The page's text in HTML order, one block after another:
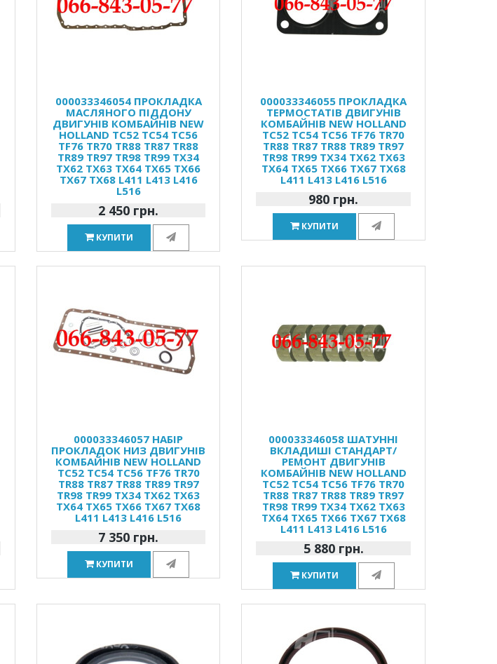
000033346054 ПРОКЛАДКА
МАСЛЯНОГО ПІДДОНУ
ДВИГУНІВ КОМБАЙНІВ NEW
HOLLAND TC52 TC54 TC56
TF76 TR70 TR88 TR87 TR88
TR89 TR97 TR98 TR99 TX34
TX62 TX63 TX64 TX65 TX66
TX67 TX68 L411 L413 L416
L516
2 450 грн.
КУПИТИ
000033346055 ПРОКЛАДКА
ТЕРМОСТАТІВ ДВИГУНІВ
КОМБАЙНІВ NEW HOLLAND
TC52 TC54 TC56 TF76 TR70
TR88 TR87 TR88 TR89 TR97
TR98 TR99 TX34 TX62 TX63
TX64 TX65 TX66 TX67 TX68
L411 L413 L416 L516
980 грн.
КУПИТИ
000033346057 НАБІР
ПРОКЛАДОК НИЗ ДВИГУНІВ
КОМБАЙНІВ NEW HOLLAND
TC52 TC54 TC56 TF76 TR70
TR88 TR87 TR88 TR89 TR97
TR98 TR99 TX34 TX62 TX63
TX64 TX65 TX66 TX67 TX68
L411 L413 L416 L516
7 350 грн.
КУПИТИ
000033346058 ШАТУННІ
ВКЛАДИШІ СТАНДАРТ/
РЕМОНТ ДВИГУНІВ
КОМБАЙНІВ NEW HOLLAND
TC52 TC54 TC56 TF76 TR70
TR88 TR87 TR88 TR89 TR97
TR98 TR99 TX34 TX62 TX63
TX64 TX65 TX66 TX67 TX68
L411 L413 L416 L516
5 880 грн.
КУПИТИ